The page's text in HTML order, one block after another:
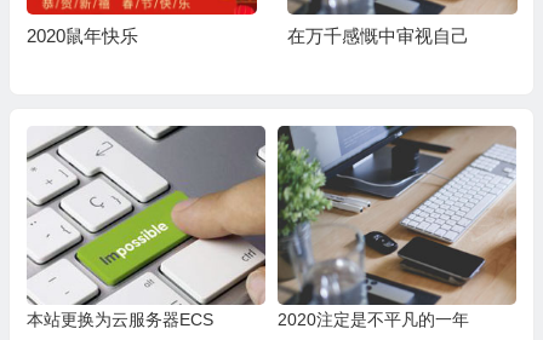
2020鼠年快乐 在万千感慨中审视自己
本站更换为云服务器ECS 2020注定是不平凡的一年